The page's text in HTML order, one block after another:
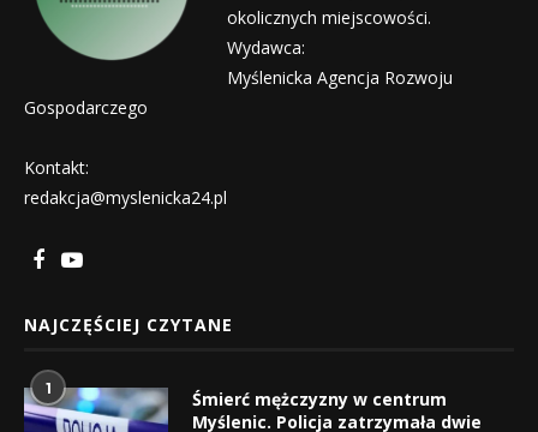
okolicznych miejscowości.
Wydawca:
Myślenicka Agencja Rozwoju
Gospodarczego
Kontakt:
redakcja@myslenicka24.pl
NAJCZĘŚCIEJ CZYTANE
1
Śmierć mężczyzny w centrum
Myślenic. Policja zatrzymała dwie